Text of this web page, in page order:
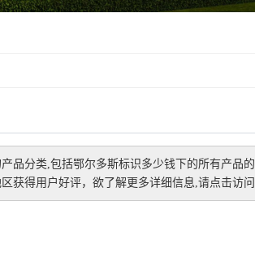
产品分类,包括鄂尔多斯标识多少钱 下的所有产品
获得用户好评，欲了解更多详细信息,请点击访